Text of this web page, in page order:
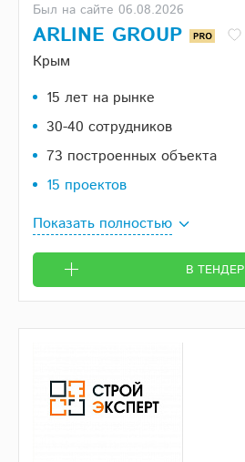
Был на сайте 06.08.2026
ARLINE GROUP
Крым
15 лет на рынке
30-40 сотрудников
73 построенных объекта
15 проектов
Показать полностью
В ТЕНДЕР